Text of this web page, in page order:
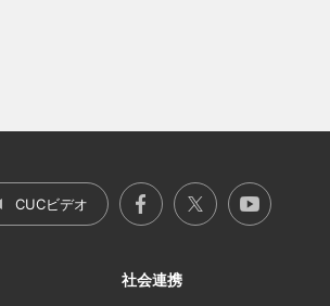
CUCビデオ
社会連携